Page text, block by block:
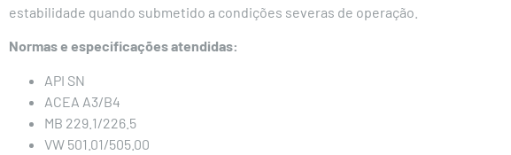
estabilidade quando submetido a condições severas de operação.
Normas e especificações atendidas:
API SN
ACEA A3/B4
MB 229.1/226.5
VW 501.01/505.00